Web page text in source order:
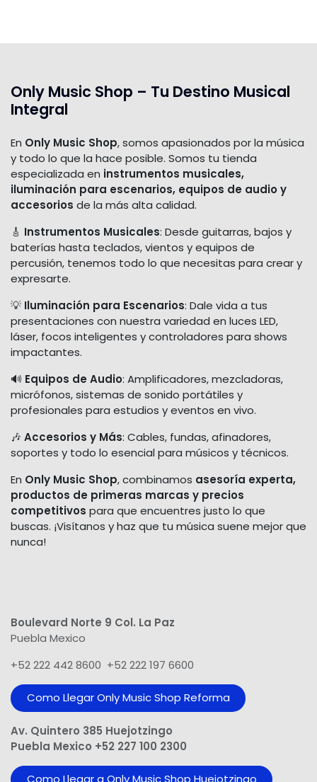
Only Music Shop – Tu Destino Musical
Integral
En Only Music Shop, somos apasionados por la música
y todo lo que la hace posible. Somos tu tienda
especializada en instrumentos musicales,
iluminación para escenarios, equipos de audio y
accesorios de la más alta calidad.
🎸 Instrumentos Musicales: Desde guitarras, bajos y
baterías hasta teclados, vientos y equipos de
percusión, tenemos todo lo que necesitas para crear y
expresarte.
💡 Iluminación para Escenarios: Dale vida a tus
presentaciones con nuestra variedad en luces LED,
láser, focos inteligentes y controladores para shows
impactantes.
🔊 Equipos de Audio: Amplificadores, mezcladoras,
micrófonos, sistemas de sonido portátiles y
profesionales para estudios y eventos en vivo.
🎶 Accesorios y Más: Cables, fundas, afinadores,
soportes y todo lo esencial para músicos y técnicos.
En Only Music Shop, combinamos asesoría experta,
productos de primeras marcas y precios
competitivos para que encuentres justo lo que
buscas. ¡Visítanos y haz que tu música suene mejor que
nunca!
Boulevard Norte 9 Col. La Paz
Puebla Mexico
+52 222 442 8600 +52 222 197 6600
Como Llegar Only Music Shop​ Reforma
Av. Quintero 385 Huejotzingo
Puebla Mexico +52 227 100 2300
Como Llegar a Only Music Shop Huejotzingo